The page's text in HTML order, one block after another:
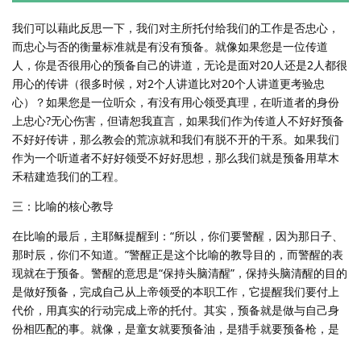
我们可以藉此反思一下，我们对主所托付给我们的工作是否忠心，
而忠心与否的衡量标准就是有没有预备。就像如果您是一位传道
人，你是否很用心的预备自己的讲道，无论是面对20人还是2人都很
用心的传讲（很多时候，对2个人讲道比对20个人讲道更考验忠
心）？如果您是一位听众，有没有用心领受真理，在听道者的身份
上忠心?无心伤害，但请恕我直言，如果我们作为传道人不好好预备
不好好传讲，那么教会的荒凉就和我们有脱不开的干系。如果我们
作为一个听道者不好好领受不好好思想，那么我们就是预备用草木
禾秸建造我们的工程。
三：比喻的核心教导
在比喻的最后，主耶稣提醒到：“所以，你们要警醒，因为那日子、
那时辰，你们不知道。”警醒正是这个比喻的教导目的，而警醒的表
现就在于预备。警醒的意思是“保持头脑清醒”，保持头脑清醒的目的
是做好预备，完成自己从上帝领受的本职工作，它提醒我们要付上
代价，用真实的行动完成上帝的托付。其实，预备就是做与自己身
份相匹配的事。就像，是童女就要预备油，是猎手就要预备枪，是